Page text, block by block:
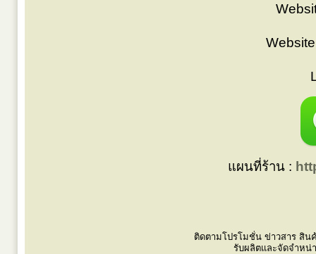
แผนที่ร้าน :
ติดตามโปรโมชั่น ข่าวสาร สิน
รับผลิตและจัดจำหน่